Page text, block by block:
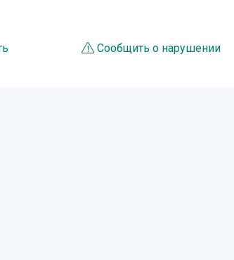
Сообщить о нарушении